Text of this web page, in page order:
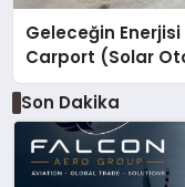
Geleceğin Enerjisi
Carport (Solar
Son Dakika